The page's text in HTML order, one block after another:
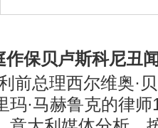
作保贝卢斯科尼丑
总理西尔维奥·贝
玛·马赫鲁克的律